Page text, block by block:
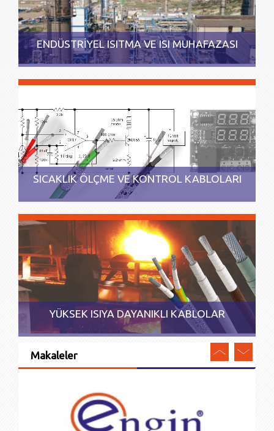
ENDÜSTRİYEL ISITMA VE ISI MUHAFAZASI
SICAKLIK ÖLÇME VE KONTROL KABLOLARI
YÜKSEK ISIYA DAYANIKLI KABLOLAR
Makaleler